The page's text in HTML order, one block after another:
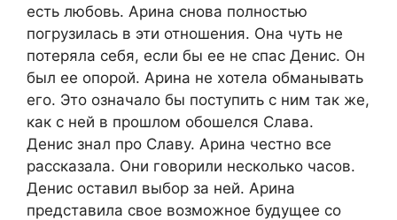
есть любовь. Арина снова полностью
погрузилась в эти отношения. Она чуть не
потеряла себя, если бы ее не спас Денис. Он
был ее опорой. Арина не хотела обманывать
его. Это означало бы поступить с ним так же,
как с ней в прошлом обошелся Слава.
Денис знал про Славу. Арина честно все
рассказала. Они говорили несколько часов.
Денис оставил выбор за ней. Арина
представила свое возможное будущее со